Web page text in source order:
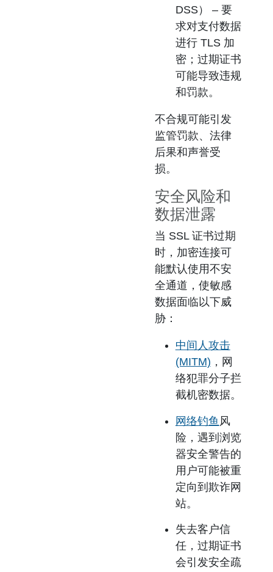
DSS）
– 要
求对支付数据
进行 TLS 加
密；过期证书
可能导致违规
和罚款。
不合规可能引发
监管罚款、法律
后果和声誉受
损。
安全风险和
数据泄露
当 SSL 证书过期
时，加密连接可
能默认使用不安
全通道，使敏感
数据面临以下威
胁：
中间人攻击
(MITM) ，网
络犯罪分子拦
截机密数据。
网络钓鱼 风
险，遇到浏览
器安全警告的
用户可能被重
定向到欺诈网
站。
失去客户信
任，过期证书
会引发安全疏